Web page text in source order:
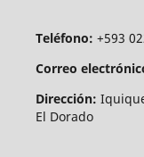
Teléfono: +593
Correo
Dirección:
El Dorado